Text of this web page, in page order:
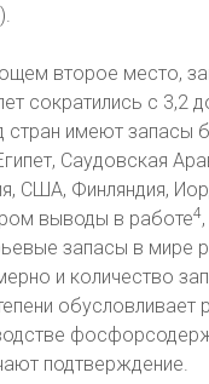
второе место,
сократились с 3,2
стран имеют запасы
Саудовская
США, Финляндия,
выводы в работе4
запасы в мире
и количество
обусловливает
подтверждение.